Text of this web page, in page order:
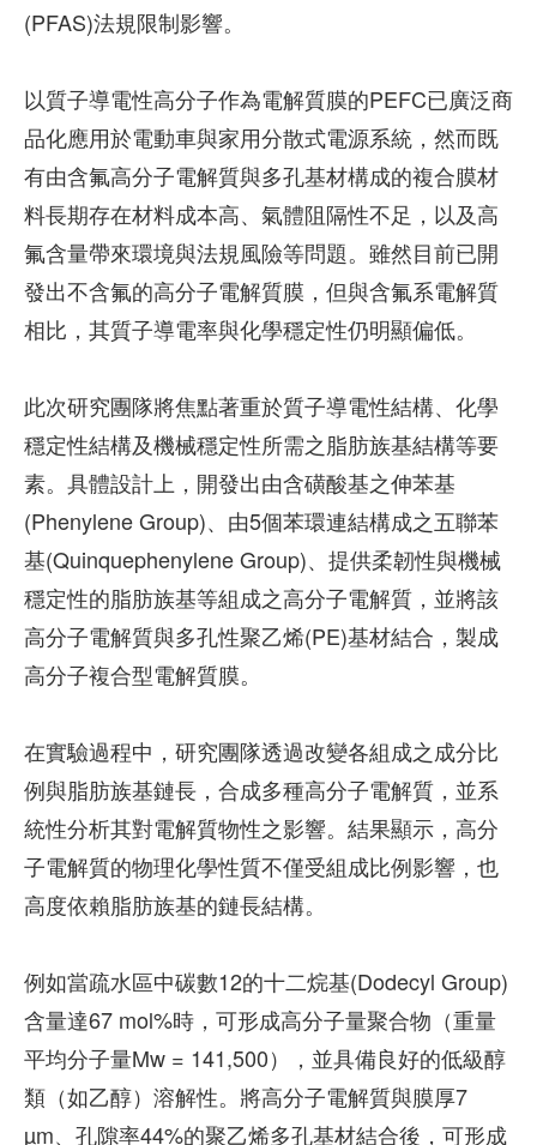
(PFAS)法規限制影響。
以質子導電性高分子作為電解質膜的PEFC已廣泛商
品化應用於電動車與家用分散式電源系統，然而既
有由含氟高分子電解質與多孔基材構成的複合膜材
料長期存在材料成本高、氣體阻隔性不足，以及高
氟含量帶來環境與法規風險等問題。雖然目前已開
發出不含氟的高分子電解質膜，但與含氟系電解質
相比，其質子導電率與化學穩定性仍明顯偏低。
此次研究團隊將焦點著重於質子導電性結構、化學
穩定性結構及機械穩定性所需之脂肪族基結構等要
素。具體設計上，開發出由含磺酸基之伸苯基
(Phenylene Group)、由5個苯環連結構成之五聯苯
基(Quinquephenylene Group)、提供柔韌性與機械
穩定性的脂肪族基等組成之高分子電解質，並將該
高分子電解質與多孔性聚乙烯(PE)基材結合，製成
高分子複合型電解質膜。
在實驗過程中，研究團隊透過改變各組成之成分比
例與脂肪族基鏈長，合成多種高分子電解質，並系
統性分析其對電解質物性之影響。結果顯示，高分
子電解質的物理化學性質不僅受組成比例影響，也
高度依賴脂肪族基的鏈長結構。
例如當疏水區中碳數12的十二烷基(Dodecyl Group)
含量達67 mol%時，可形成高分子量聚合物（重量
平均分子量Mw = 141,500），並具備良好的低級醇
類（如乙醇）溶解性。將高分子電解質與膜厚7
µm、孔隙率44%的聚乙烯多孔基材結合後，可形成